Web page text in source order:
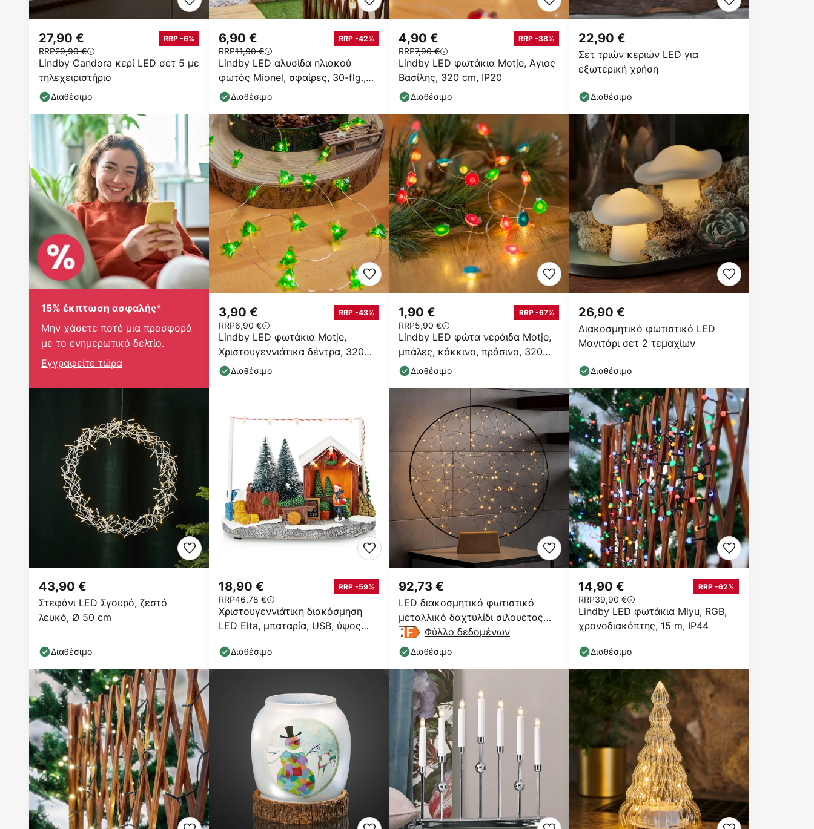
Lindby Candora κερί LED σετ 5 με
τηλεχειριστήριο
27,90 € RRP -6%
RRP29,90 €
Διαθέσιμο
Lindby LED αλυσίδα ηλιακού
φωτός Mionel, σφαίρες, 30-flg.,
635cm
6,90 € RRP -42%
RRP11,90 €
Διαθέσιμο
Lindby LED φωτάκια Motje, Άγιος
Βασίλης, 320 cm, IP20
4,90 € RRP -38%
RRP7,90 €
Διαθέσιμο
Σετ τριών κεριών LED για
εξωτερική χρήση
22,90 €
Διαθέσιμο
15% έκπτωση ασφαλής*
Μην χάσετε ποτέ μια προσφορά
με το ενημερωτικό δελτίο.
Εγγραφείτε τώρα
Lindby LED φωτάκια Motje,
Χριστουγεννιάτικα δέντρα, 320
cm, IP20
3,90 € RRP -43%
RRP6,90 €
Διαθέσιμο
Lindby LED φώτα νεράιδα Motje,
μπάλες, κόκκινο, πράσινο, 320
cm
1,90 € RRP -67%
RRP5,90 €
Διαθέσιμο
Διακοσμητικό φωτιστικό LED
Μανιτάρι σετ 2 τεμαχίων
26,90 €
Διαθέσιμο
Στεφάνι LED Σγουρό, ζεστό
λευκό, Ø 50 cm
43,90 €
Διαθέσιμο
Χριστουγεννιάτικη διακόσμηση
LED Elta, μπαταρία, USB, ύψος
18,90 € RRP -59%
RRP46,78 €
Διαθέσιμο
LED διακοσμητικό φωτιστικό
μεταλλικό δαχτυλίδι σιλουέτας
για εσωτερικούς
92,73 €
Φύλλο δεδομένων
Διαθέσιμο
Lindby LED φωτάκια Miyu, RGB,
χρονοδιακόπτης, 15 m, IP44
14,90 € RRP -62%
RRP39,90 €
Διαθέσιμο